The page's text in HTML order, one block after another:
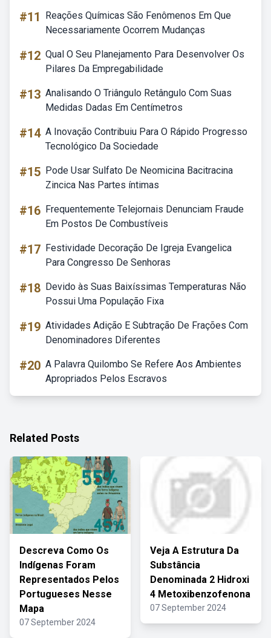
#11
Reações Químicas São Fenômenos Em Que
Necessariamente Ocorrem Mudanças
#12 Qual O Seu Planejamento Para Desenvolver Os
Pilares Da Empregabilidade
#13 Analisando O Triângulo Retângulo Com Suas
Medidas Dadas Em Centímetros
#14 A Inovação Contribuiu Para O Rápido Progresso
Tecnológico Da Sociedade
#15 Pode Usar Sulfato De Neomicina Bacitracina
Zincica Nas Partes íntimas
#16 Frequentemente Telejornais Denunciam Fraude
Em Postos De Combustíveis
#17 Festividade Decoração De Igreja Evangelica
Para Congresso De Senhoras
#18 Devido às Suas Baixíssimas Temperaturas Não
Possui Uma População Fixa
#19 Atividades Adição E Subtração De Frações Com
Denominadores Diferentes
#20 A Palavra Quilombo Se Refere Aos Ambientes
Apropriados Pelos Escravos
Related Posts
Descreva Como Os
Indígenas Foram
Representados Pelos
Portugueses Nesse
Mapa
07 September 2024
Veja A Estrutura Da
Substância
Denominada 2 Hidroxi
4 Metoxibenzofenona
07 September 2024